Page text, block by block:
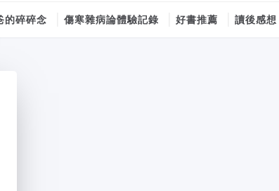
的碎碎念 傷寒雜病論體驗記錄 好書推薦 讀後感想